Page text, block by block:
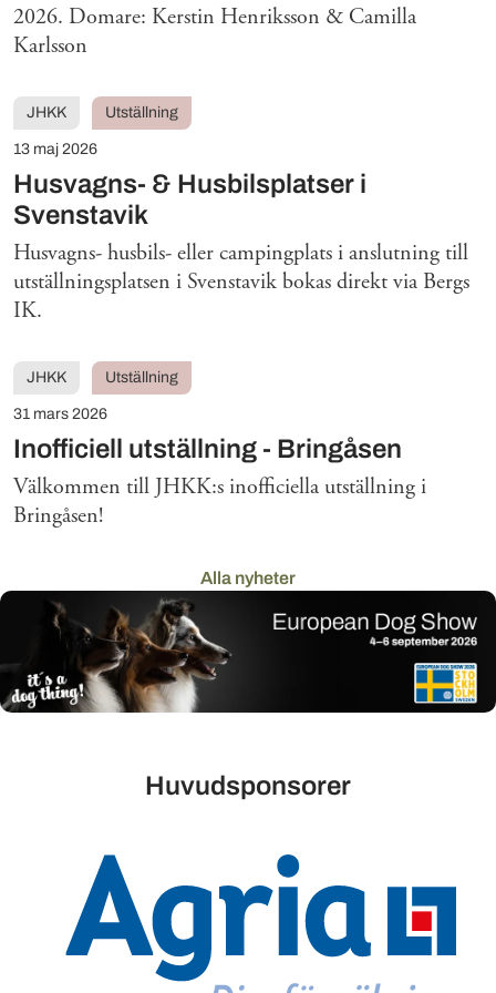
2026. Domare: Kerstin Henriksson & Camilla
Karlsson
Husvagns- & Husbilsplatser i
Svenstavik
JHKK Utställning
13 maj 2026
Husvagns- husbils- eller campingplats i anslutning till
utställningsplatsen i Svenstavik bokas direkt via Bergs
IK.
Inofficiell utställning - Bringåsen
JHKK Utställning
31 mars 2026
Välkommen till JHKK:s inofficiella utställning i
Bringåsen!
Alla nyheter
Huvudsponsorer